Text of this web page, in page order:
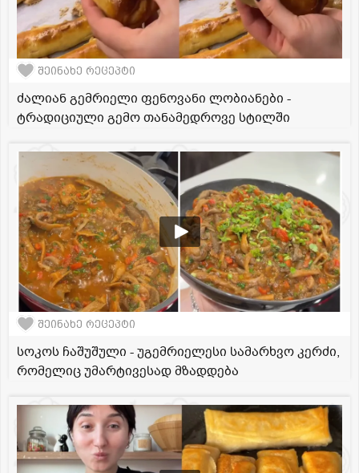
შეინახე რეცეპტი
ძალიან გემრიელი ფენოვანი ლობიანები -
ტრადიციული გემო თანამედროვე სტილში
შეინახე რეცეპტი
სოკოს ჩაშუშული - უგემრიელესი სამარხვო კერძი,
რომელიც უმარტივესად მზადდება